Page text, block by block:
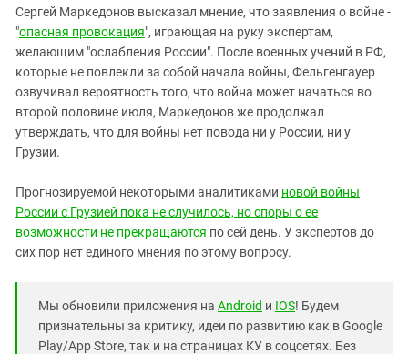
Сергей Маркедонов высказал мнение, что заявления о войне -
"опасная провокация", играющая на руку экспертам,
желающим "ослабления России". После военных учений в РФ,
которые не повлекли за собой начала войны, Фельгенгауер
озвучивал вероятность того, что война может начаться во
второй половине июля, Маркедонов же продолжал
утверждать, что для войны нет повода ни у России, ни у
Грузии.
Прогнозируемой некоторыми аналитиками новой войны
России с Грузией пока не случилось, но споры о ее
возможности не прекращаются по сей день. У экспертов до
сих пор нет единого мнения по этому вопросу.
Мы обновили приложения на Android и IOS! Будем
признательны за критику, идеи по развитию как в Google
Play/App Store, так и на страницах КУ в соцсетях. Без